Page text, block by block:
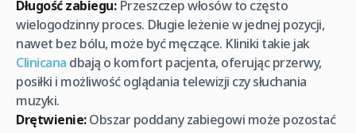
Długość zabiegu:Przeszczep włosów to często
wielogodzinny proces. Długie leżenie w jednej pozycji,
nawet bez bólu, może być męczące. Kliniki takie jak
Clinicana dbają o komfort pacjenta, oferując przerwy,
posiłki i możliwość oglądania telewizji czy słuchania
muzyki.
Drętwienie:Obszar poddany zabiegowi może pozostać